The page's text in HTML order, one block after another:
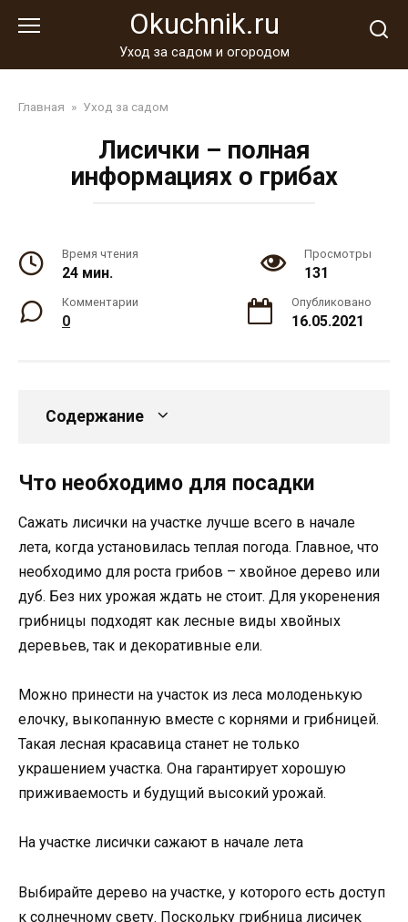
Okuchnik.ru
Уход за садом и огородом
Главная » Уход за садом
Лисички – полная
информациях о грибах
Время чтения
24 мин.
Просмотры
131
Комментарии
0
Опубликовано
16.05.2021
Содержание
Что необходимо для посадки
Сажать лисички на участке лучше всего в начале
лета, когда установилась теплая погода. Главное, что
необходимо для роста грибов – хвойное дерево или
дуб. Без них урожая ждать не стоит. Для укоренения
грибницы подходят как лесные виды хвойных
деревьев, так и декоративные ели.
Можно принести на участок из леса молоденькую
елочку, выкопанную вместе с корнями и грибницей.
Такая лесная красавица станет не только
украшением участка. Она гарантирует хорошую
приживаемость и будущий высокий урожай.
На участке лисички сажают в начале лета
Выбирайте дерево на участке, у которого есть доступ
к солнечному свету. Поскольку грибница лисичек